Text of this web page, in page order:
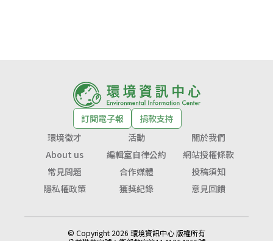
訂閱電子報
捐款支持
環境徵才
活動
關於我們
About us
編輯室自律公約
網站授權條款
常見問題
合作媒體
投稿須知
隱私權政策
獲獎紀錄 意見回饋
© Copyright 2026 環境資訊中心 版權所有